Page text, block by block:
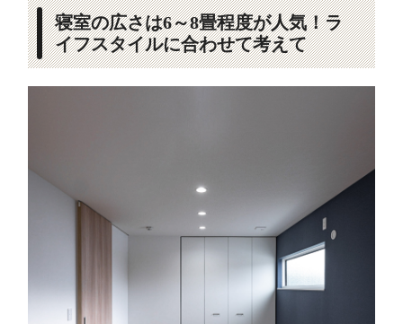
寝室の広さは6～8畳程度が人気！ラ
イフスタイルに合わせて考えて